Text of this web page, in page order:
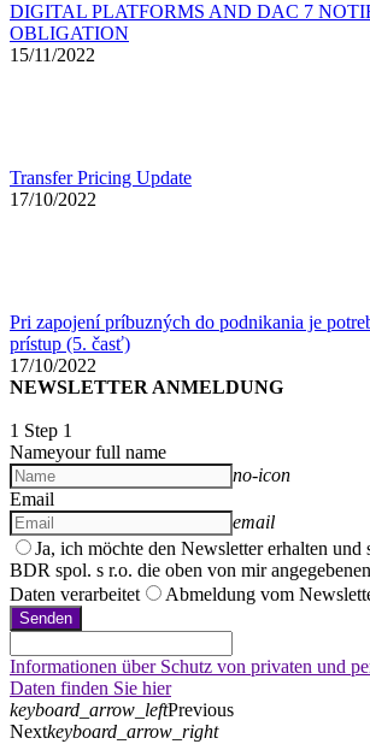
DIGITAL PLATFORMS AND DAC 7
OBLIGATION
15/11/2022
Transfer Pricing Update
17/10/2022
Pri zapojení príbuzných do podnikania je
prístup (5. časť)
17/10/2022
NEWSLETTER ANMELDUNG
1 Step 1
Nameyour full name
no-icon
Email
email
Ja, ich möchte den Newsletter erhalten und
BDR spol. s r.o. die oben von mir
Daten verarbeitet
Abmeldung vom
Senden
Informationen über Schutz von privaten und
Daten finden Sie hier
keyboard_arrow_leftPrevious
Nextkeyboard_arrow_right